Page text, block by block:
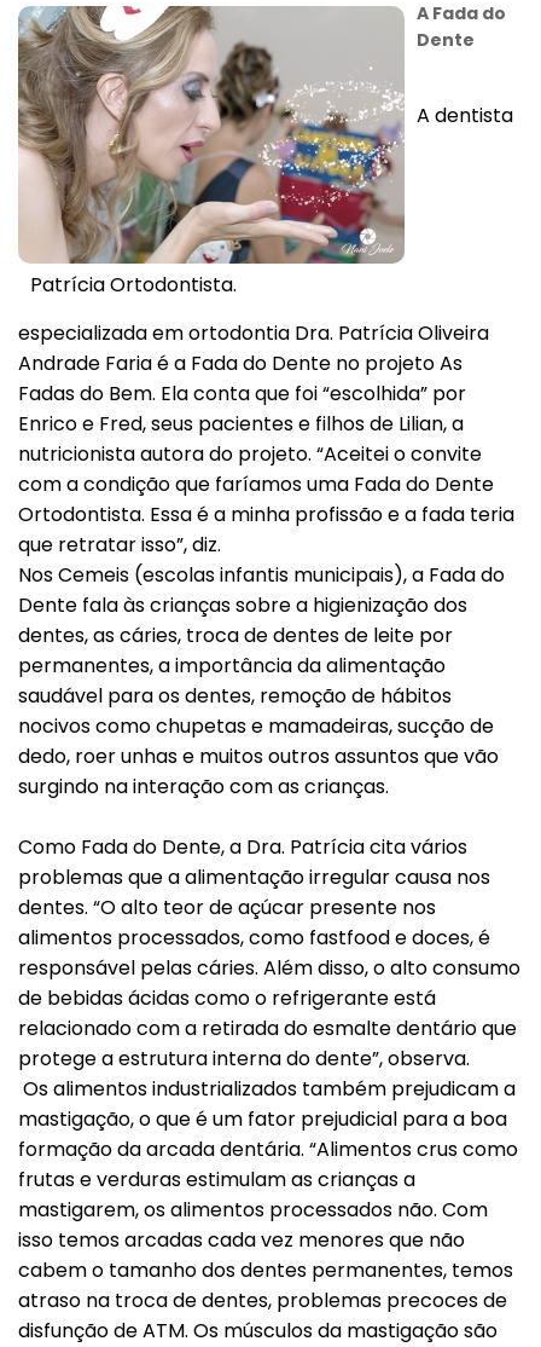
Patrícia Ortodontista.
A Fada do
Dente
A dentista
especializada em ortodontia Dra. Patrícia Oliveira
Andrade Faria é a Fada do Dente no projeto As
Fadas do Bem. Ela conta que foi “escolhida” por
Enrico e Fred, seus pacientes e filhos de Lilian, a
nutricionista autora do projeto. “Aceitei o convite
com a condição que faríamos uma Fada do Dente
Ortodontista. Essa é a minha profissão e a fada teria
que retratar isso”, diz.
Nos Cemeis (escolas infantis municipais), a Fada do
Dente fala às crianças sobre a higienização dos
dentes, as cáries, troca de dentes de leite por
permanentes, a importância da alimentação
saudável para os dentes, remoção de hábitos
nocivos como chupetas e mamadeiras, sucção de
dedo, roer unhas e muitos outros assuntos que vão
surgindo na interação com as crianças.
Como Fada do Dente, a Dra. Patrícia cita vários
problemas que a alimentação irregular causa nos
dentes. “O alto teor de açúcar presente nos
alimentos processados, como fastfood e doces, é
responsável pelas cáries. Além disso, o alto consumo
de bebidas ácidas como o refrigerante está
relacionado com a retirada do esmalte dentário que
protege a estrutura interna do dente”, observa.
Os alimentos industrializados também prejudicam a
mastigação, o que é um fator prejudicial para a boa
formação da arcada dentária. “Alimentos crus como
frutas e verduras estimulam as crianças a
mastigarem, os alimentos processados não. Com
isso temos arcadas cada vez menores que não
cabem o tamanho dos dentes permanentes, temos
atraso na troca de dentes, problemas precoces de
disfunção de ATM. Os músculos da mastigação são